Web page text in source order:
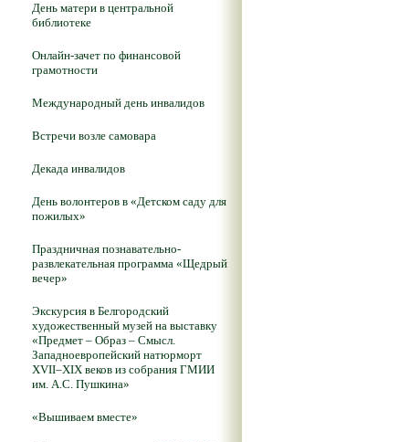
День матери в центральной
библиотеке
Онлайн-зачет по финансовой
грамотности
Международный день инвалидов
Встречи возле самовара
Декада инвалидов
День волонтеров в «Детском саду для
пожилых»
Праздничная познавательно-
развлекательная программа «Щедрый
вечер»
Экскурсия в Белгородский
художественный музей на выставку
«Предмет – Образ – Смысл.
Западноевропейский натюрморт
XVII–XIX веков из собрания ГМИИ
им. А.С. Пушкина»
«Вышиваем вместе»